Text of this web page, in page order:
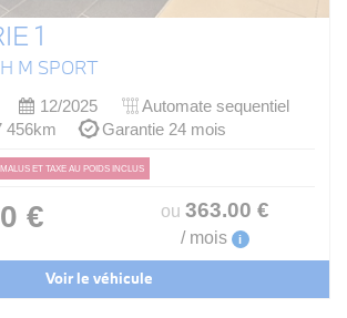
1
M SPORT
12/2025
Automate sequentiel
456km
Garantie 24 mois
MALUS ET TAXE AU POIDS INCLUS
€ ou 363.00 €
/ mois i
Voir le véhicule